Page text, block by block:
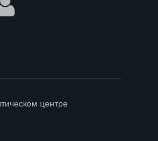
центре